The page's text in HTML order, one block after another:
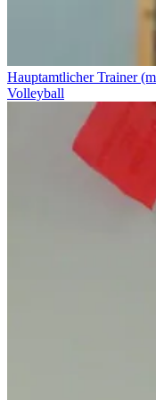
Hauptamtlicher Trainer
Volleyball